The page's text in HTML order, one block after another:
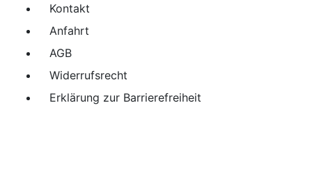
Kontakt
Anfahrt
AGB
Widerrufsrecht
Erklärung zur Barrierefreiheit